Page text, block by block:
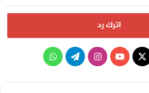
اترك رد
‫X
‫YouTubeانستقرامتيلقرامواتساب